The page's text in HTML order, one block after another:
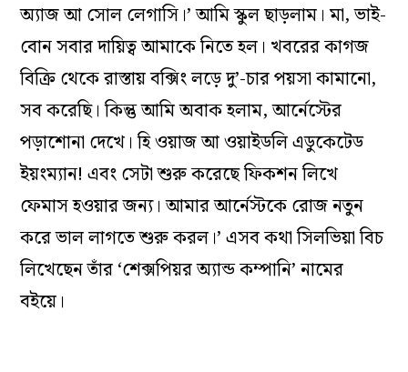
অ‌্যাজ আ সোল লেগাসি।’ আমি স্কুল ছাড়লাম। মা, ভাই-
বোন সবার দায়িত্ব আমাকে নিতে হল। খবরের কাগজ
বিক্রি থেকে রাস্তায় বক্সিং লড়ে দু’-চার পয়সা কামানো,
সব করেছি। কিন্তু আমি অবাক হলাম, আর্নেস্টের
পড়াশোনা দেখে। হি ওয়াজ আ ওয়াইডলি এডুকেটেড
ইয়ংম‌্যান! এবং সেটা শুরু করেছে ফিকশন লিখে
ফেমাস হওয়ার জন‌্য। আমার আর্নেস্টকে রোজ নতুন
করে ভাল লাগতে শুরু করল।’ এসব কথা সিলভিয়া বিচ
লিখেছেন তাঁর ‘শেক্সপিয়র অ‌্যান্ড কম্পানি’ নামের
বইয়ে।